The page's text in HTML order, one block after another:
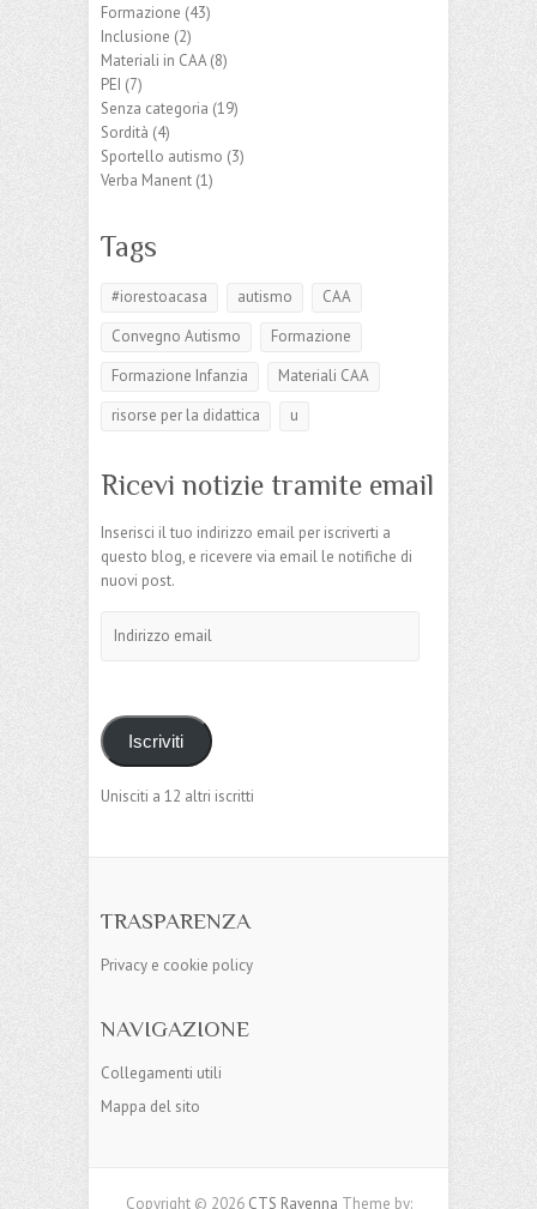
Formazione (43)
Inclusione (2)
Materiali in CAA(8)
PEI (7)
Senza categoria (19)
Sordità (4)
Sportello autismo (3)
Verba Manent (1)
Tags
#iorestoacasa autismo
CAA
Convegno Autismo
Formazione
Formazione Infanzia
Materiali CAA
risorse per la didattica
u
Ricevi notizie tramite email
Inserisci il tuo indirizzo email per iscriverti a
questo blog, e ricevere via email le notifiche di
nuovi post.
email
Iscriviti
Unisciti a 12 altri iscritti
TRASPARENZA
Privacy e cookie policy
NAVIGAZIONE
Collegamenti utili
Mappa del sito
Copyright © 2026 CTS Ravenna Theme by: